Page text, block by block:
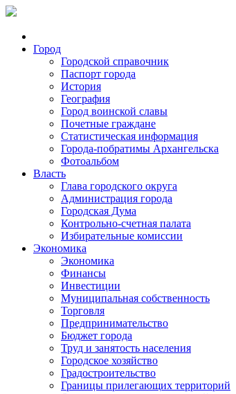
Город
Городской справочник
Паспорт города
История
География
Город воинской славы
Почетные граждане
Статистическая информация
Города-побратимы Архангельска
Фотоальбом
Власть
Глава городского округа
Администрация города
Городская Дума
Контрольно-счетная палата
Избирательные комиссии
Экономика
Экономика
Финансы
Инвестиции
Муниципальная собственность
Торговля
Предпринимательство
Бюджет города
Труд и занятость населения
Городское хозяйство
Градостроительство
Границы прилегающих территорий